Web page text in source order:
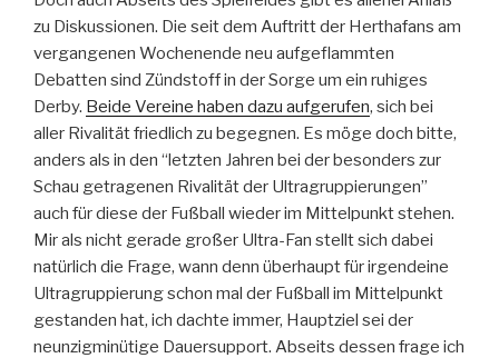
zu Diskussionen. Die seit dem Auftritt der Herthafans am
vergangenen Wochenende neu aufgeflammten
Debatten sind Zündstoff in der Sorge um ein ruhiges
Derby. Beide Vereine haben dazu aufgerufen, sich bei
aller Rivalität friedlich zu begegnen. Es möge doch bitte,
anders als in den “letzten Jahren bei der besonders zur
Schau getragenen Rivalität der Ultragruppierungen”
auch für diese der Fußball wieder im Mittelpunkt stehen.
Mir als nicht gerade großer Ultra-Fan stellt sich dabei
natürlich die Frage, wann denn überhaupt für irgendeine
Ultragruppierung schon mal der Fußball im Mittelpunkt
gestanden hat, ich dachte immer, Hauptziel sei der
neunzigminütige Dauersupport. Abseits dessen frage ich